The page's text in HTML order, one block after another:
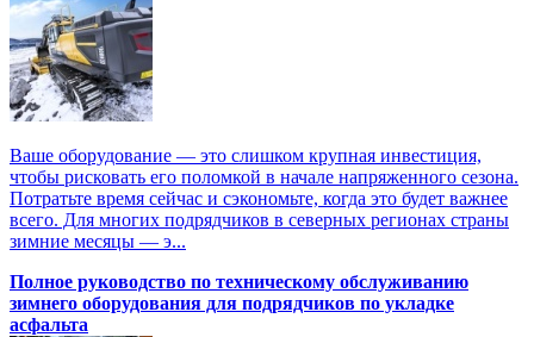
Ваше оборудование — это слишком крупная инвестиция,
чтобы рисковать его поломкой в начале напряженного сезона.
Потратьте время сейчас и сэкономьте, когда это будет важнее
всего. Для многих подрядчиков в северных регионах страны
зимние месяцы — э...
Полное руководство по техническому обслуживанию
зимнего оборудования для подрядчиков по укладке
асфальта